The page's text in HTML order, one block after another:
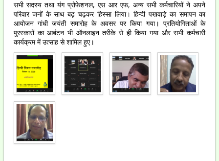
सभी सदस्य तथा यंग प्रोफेशनल, एस आर एफ, अन्य सभी कर्मचारियों ने अपने
परिवार जनों के साथ बढ़ चढ़कर हिस्सा लिया। हिन्दी पखवाड़े का समापन का
आयोजन गांधी जयंती समारोह के अवसर पर किया गया। प्रतियोगिताओं के
पुरस्कारों का आबंटन भी ऑनलाइन तरीके से ही किया गया और सभी कर्मचारी
कार्यक्रम में उत्साह से शामिल हुए।